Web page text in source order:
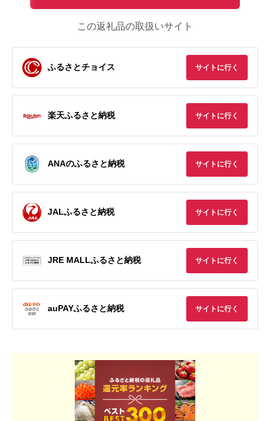
この返礼品の取扱いサイト
ふるさとチョイス サイトに行く
楽天ふるさと納税 サイトに行く
ANAのふるさと納税 サイトに行く
JALふるさと納税 サイトに行く
JRE MALLふるさと納税 サイトに行く
auPAYふるさと納税 サイトに行く